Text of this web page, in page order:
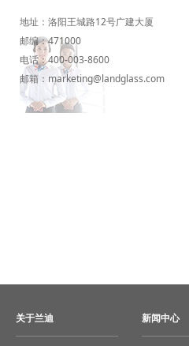
地址： 洛阳王城路12号广建大厦
邮编：471000
电话：400-003-8600
邮箱： marketing@landglass.com
关于兰迪 新闻中心